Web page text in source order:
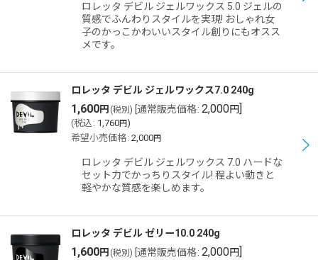
ロレッタ デビル ジェルワックス 5.0 ジェルの
質感でふんわりスタイルを実現! おしゃれ女
子のかっこかわいいスタイル創りにもオスス
メです。
ロレッタ デビル ジェルワックス7.0 240g
1,600円 (税別) 通常販売価格: 2,000円]
(税込 : 1,760円)
希望小売価格: 2,000円
ロレッタ デビル ジェルワックス 7.0 ハードな
セット力でかっちりスタイル! 程よい動きと
軽やかな質感を楽しめます。
ロレッタ デビル ゼリー10.0 240g
1,600円 (税別) 通常販売価格: 2,000円]